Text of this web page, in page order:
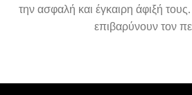
την ασφαλή και έγκαιρη άφιξή
επιβαρύνουν τον